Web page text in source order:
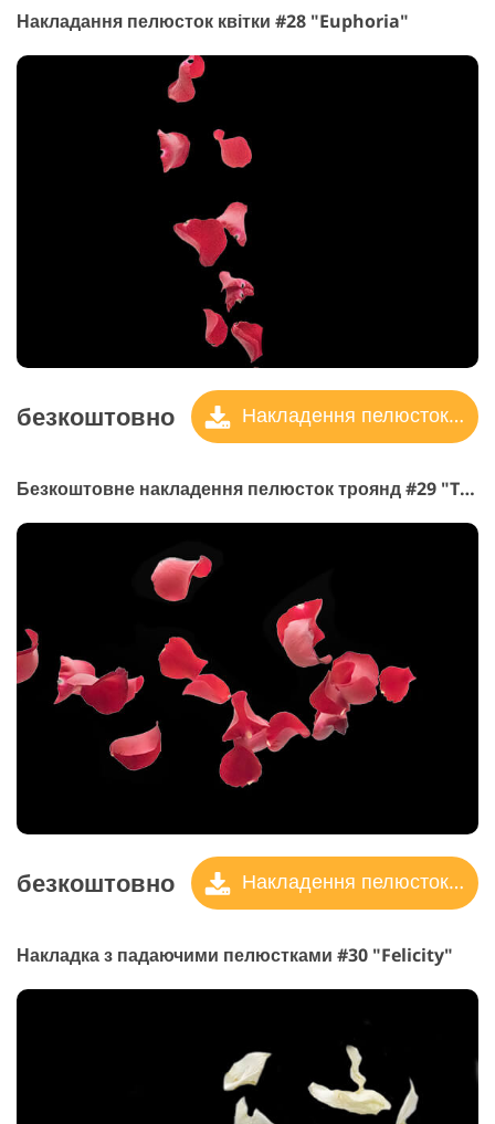
Накладання пелюсток квітки #28 "Euphoria"
безкоштовно Накладення пелюсток троянд
Безкоштовне накладення пелюсток троянд #29 "Tryst"
безкоштовно Накладення пелюсток троянд
Накладка з падаючими пелюстками #30 "Felicity"